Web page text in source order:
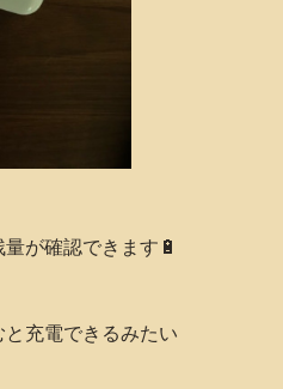
が確認できます🔋
充電できるみたい